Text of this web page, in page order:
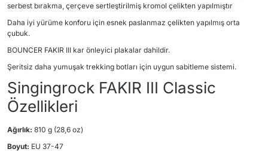
serbest bırakma, çerçeve sertleştirilmiş kromol çelikten yapılmıştır
Daha iyi yürüme konforu için esnek paslanmaz çelikten yapılmış orta
çubuk.
BOUNCER FAKIR III kar önleyici plakalar dahildir.
Şeritsiz daha yumuşak trekking botları için uygun sabitleme sistemi.
Singingrock FAKIR III Classic
Özellikleri
Ağırlık: 810 g (28,6 oz)
Boyut: EU 37-47